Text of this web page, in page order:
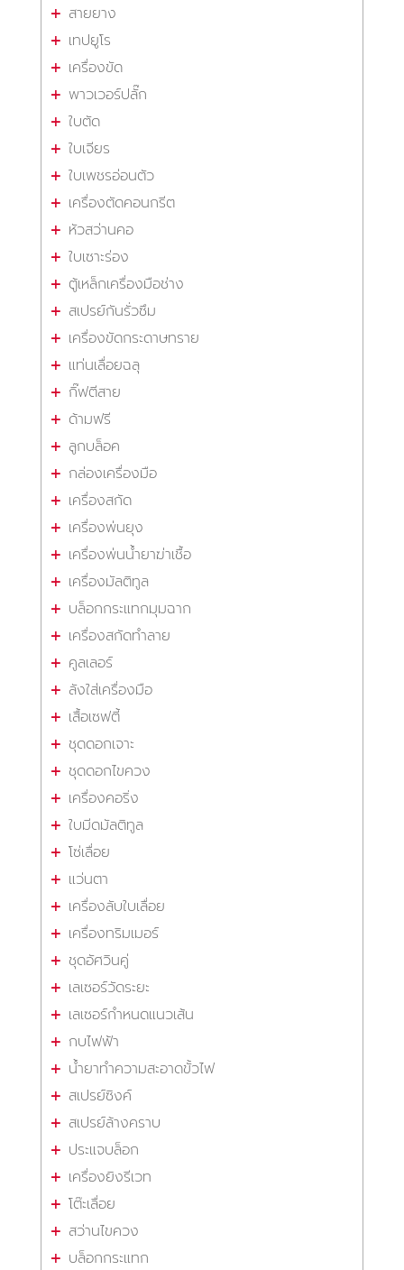
สายยาง
เทปยูโร
เครื่องขัด
พาวเวอร์ปลั๊ก
ใบตัด
ใบเจียร
ใบเพชรอ่อนตัว
เครื่องตัดคอนกรีต
หัวสว่านคอ
ใบเซาะร่อง
ตู้เหล็กเครื่องมือช่าง
สเปรย์กันรั่วซึม
เครื่องขัดกระดาษทราย
แท่นเลื่อยฉลุ
กิ๊ฟตีสาย
ด้ามฟรี
ลูกบล็อค
กล่องเครื่องมือ
เครื่องสกัด
เครื่องพ่นยุง
เครื่องพ่นน้ำยาฆ่าเชื้อ
เครื่องมัลติทูล
บล็อกกระแทกมุมฉาก
เครื่องสกัดทำลาย
คูลเลอร์
ลังใส่เครื่องมือ
เสื้อเซฟตี้
ชุดดอกเจาะ
ชุดดอกไขควง
เครื่องคอริ่ง
ใบมีดมัลติทูล
โซ่เลื่อย
แว่นตา
เครื่องลับใบเลื่อย
เครื่องทริมเมอร์
ชุดอัศวินคู่
เลเซอร์วัดระยะ
เลเซอร์กำหนดแนวเส้น
กบไฟฟ้า
น้ำยาทำความสะอาดขั้วไฟ
สเปรย์ซิงค์
สเปรย์ล้างคราบ
ประแจบล็อก
เครื่องยิงรีเวท
โต๊ะเลื่อย
สว่านไขควง
บล็อกกระแทก